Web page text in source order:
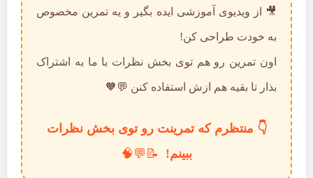
🎥 از ویدیوی آموزشی ایده بگیر و یه تمرین مخصوص
به خودت طراحی کن!
اون تمرین رو هم توی بخش نظرات با ما به اشتراک
بذار تا بقیه هم ازش استفاده کنن 💬🧡
👇 منتظرم که تمرینت رو توی بخش نظرات
ببینم! 📝💬🧠